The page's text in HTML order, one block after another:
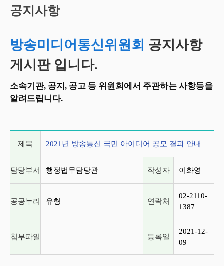
시
작
공지사항
방송미디어통신위원회 공지사항
게시판 입니다.
소속기관, 공지, 공고 등 위원회에서 주관하는 사항등을
알려드립니다.
제목 2021년 방송통신 국민 아이디어 공모 결과 안내
담당부서 행정법무담당관 작성자 이화영
공공누리 유형 연락처
02-2110-
1387
첨부파일 등록일
2021-12-
09